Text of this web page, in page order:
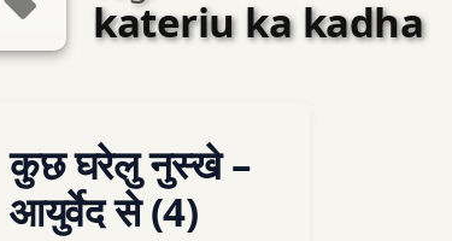
kateriu ka kadha
कुछ घरेलु नुस्खे –
आयुर्वेद से (4)
CHAATI ME DARD
CHANDRAKALA RAS